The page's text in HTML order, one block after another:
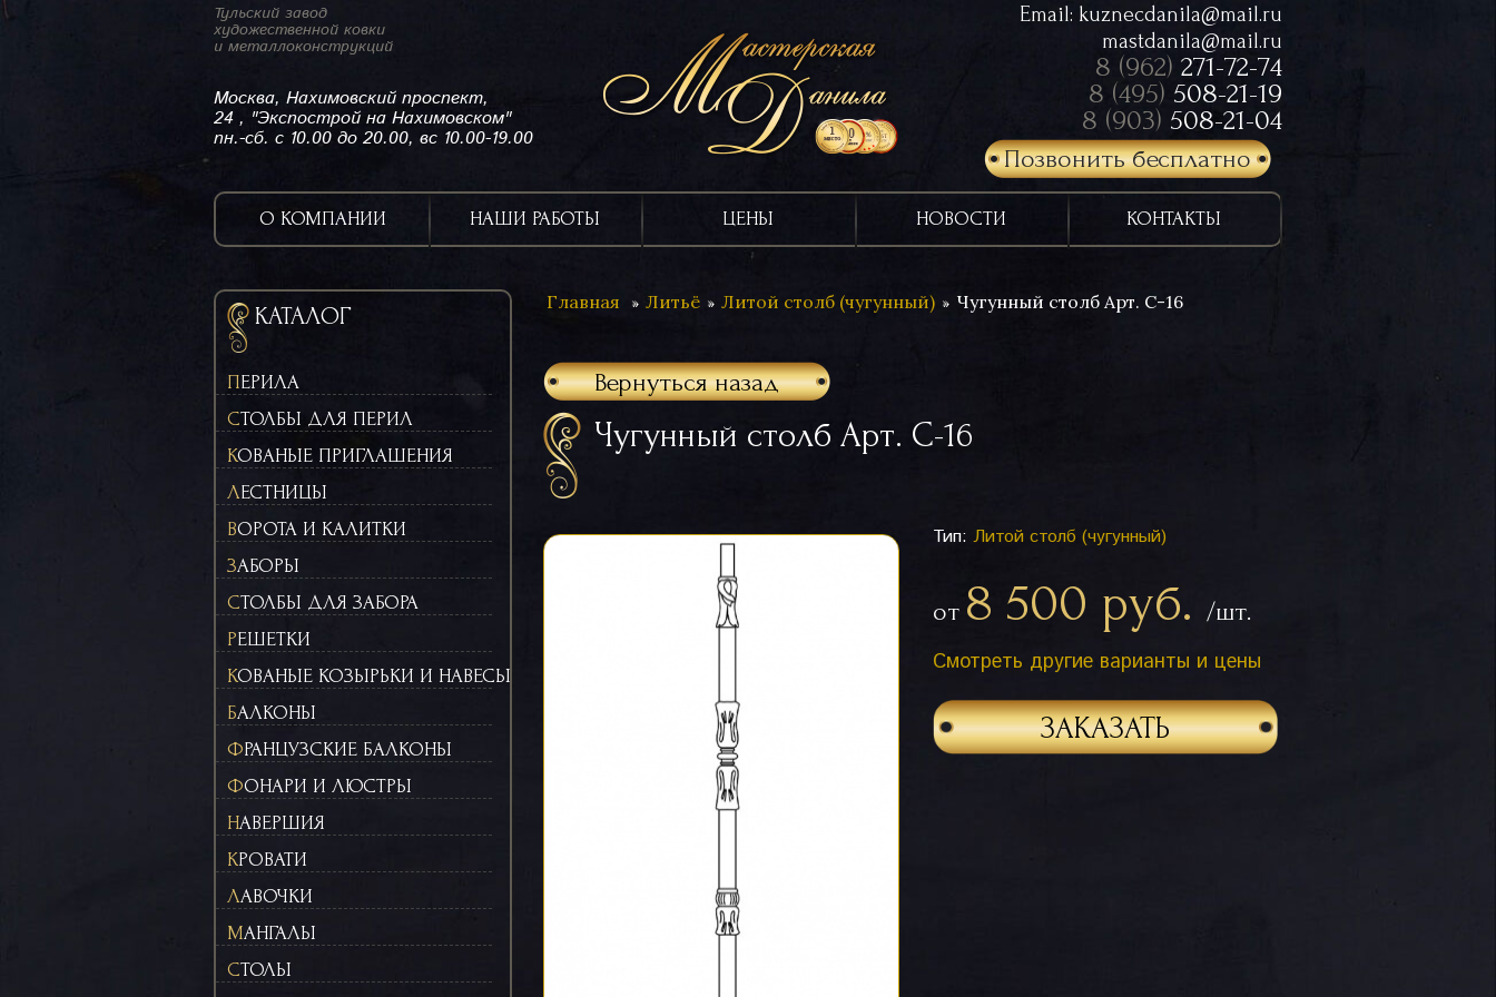
Тульский завод
художественной ковки
и металлоконструкций
Москва, Нахимовский проспект,
24 , "Экспострой на Нахимовском"
пн.-сб. с 10.00 до 20.00, вс 10.00-19.00
Email: kuznecdanila@mail.ru
mastdanila@mail.ru
8 (962) 271-72-74
8 (495) 508-21-19
8 (903) 508-21-04
Позвонить бесплатно
О КОМПАНИИ НАШИ РАБОТЫ ЦЕНЫ НОВОСТИ КОНТАКТЫ
КАТАЛОГ
ПЕРИЛА
СТОЛБЫ ДЛЯ ПЕРИЛ
КОВАНЫЕ ПРИГЛАШЕНИЯ
ЛЕСТНИЦЫ
ВОРОТА И КАЛИТКИ
ЗАБОРЫ
СТОЛБЫ ДЛЯ ЗАБОРА
РЕШЕТКИ
КОВАНЫЕ КОЗЫРЬКИ И НАВЕСЫ
БАЛКОНЫ
ФРАНЦУЗСКИЕ БАЛКОНЫ
ФОНАРИ И ЛЮСТРЫ
НАВЕРШИЯ
КРОВАТИ
ЛАВОЧКИ
МАНГАЛЫ
СТОЛЫ
Главная Литьё Литой столб (чугунный) Чугунный столб Арт. С-16
Вернуться назад
Чугунный столб Арт. С-16
Тип: Литой столб (чугунный)
от 8 500 руб. /шт.
Смотреть другие варианты и цены
ЗАКАЗАТЬ